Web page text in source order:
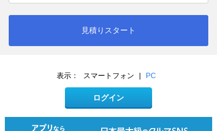
見積りスタート
表示： スマートフォン | PC
ログイン